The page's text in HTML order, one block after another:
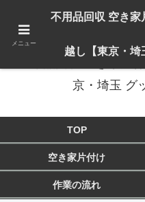
出張対応エリア：埼玉県 入間市 狭
京・埼玉 グ
TOP
空き家片付け
作業の流れ
メニュー
不用品回収 空き家
越し【東京・埼